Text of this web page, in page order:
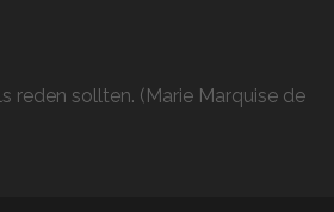
reden sollten. (Marie Marquise de